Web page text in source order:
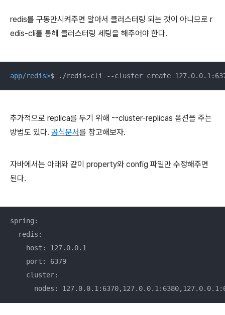
redis를 구동만시켜주면 알아서 클러스터링 되는 것이 아니므로 r
edis-cli를 통해 클러스터링 세팅을 해주어야 한다.
app/redis>$ ./redis-cli --cluster create
추가적으로 replica를 두기 위해 --cluster-replicas 옵션을 주는
방법도 있다. 공식문서를 참고해보자.
자바에서는 아래와 같이 property와 config 파일만 수정해주면
된다.
spring:
  redis:
    host: 127.0.0.1
    port: 6379
    cluster:
nodes: